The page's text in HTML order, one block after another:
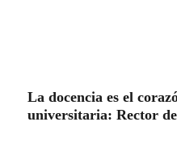
La docencia es el
universitaria: Rector